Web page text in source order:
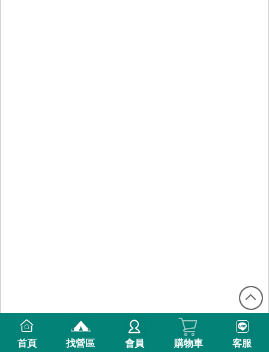
首頁 找營區 會員 購物車 客服